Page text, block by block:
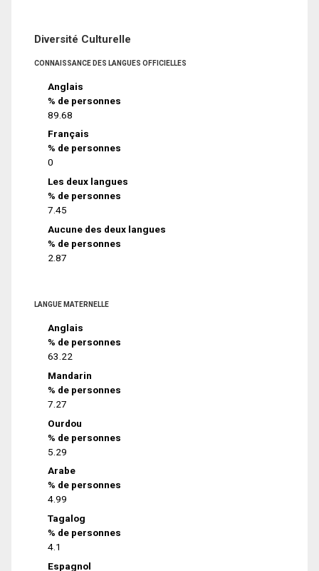
Diversité Culturelle
CONNAISSANCE DES LANGUES OFFICIELLES
Anglais
% de personnes
89.68
Français
% de personnes
0
Les deux langues
% de personnes
7.45
Aucune des deux langues
% de personnes
2.87
LANGUE MATERNELLE
Anglais
% de personnes
63.22
Mandarin
% de personnes
7.27
Ourdou
% de personnes
5.29
Arabe
% de personnes
4.99
Tagalog
% de personnes
4.1
Espagnol